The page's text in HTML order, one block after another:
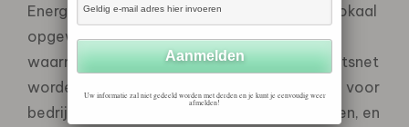
Energiehubs bieden een slimme manier om lokaal
opgewekte energie optimaal te benutten,
waarmee pieken en dalen op het elektriciteitsnet
worden verminderd. Zo komt er meer ruimte voor
bedrijven om zich te vestigen of uit te breiden, en
Uw informatie zal niet gedeeld worden met derden en je kunt je eenvoudig weer
afmelden!